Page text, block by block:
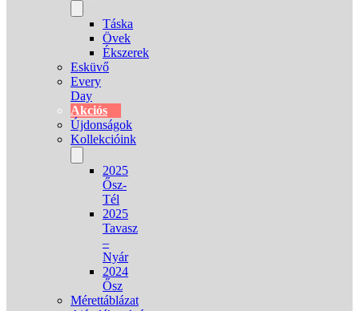
Táska
Övek
Ékszerek
Esküvő
Every
Day
Akciós
Újdonságok
Kollekcióink
2025
Ősz-
Tél
2025
Tavasz
–
Nyár
2024
Ősz
Mérettáblázat